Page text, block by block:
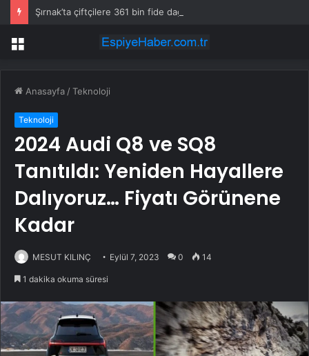
Şırnak’ta çiftçilere 361 bin fide dağıtıldı
Menü
Anasayfa /Teknoloji
Teknoloji
2024 Audi Q8 ve SQ8
Tanıtıldı: Yeniden Hayallere
Dalıyoruz… Fiyatı Görünene
Kadar
MESUT KILINÇ Eylül 7, 2023 0 14
1 dakika okuma süresi